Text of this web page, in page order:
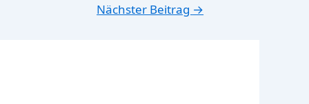
Nächster Beitrag →